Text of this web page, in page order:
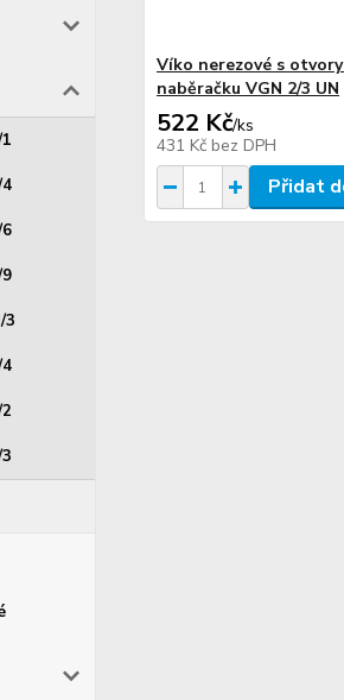
3
Víko nerezové s
naběračku VGN 2/3 UN
522 Kč/ks
431 Kč bez DPH
Přidat